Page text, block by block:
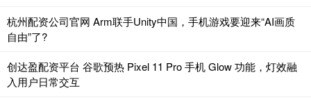
杭州配资公司官网 Arm联手Unity中国，手机游戏要迎来“AI画质
自由”了?
创达盈配资平台 谷歌预热 Pixel 11 Pro 手机 Glow 功能，灯效融
入用户日常交互